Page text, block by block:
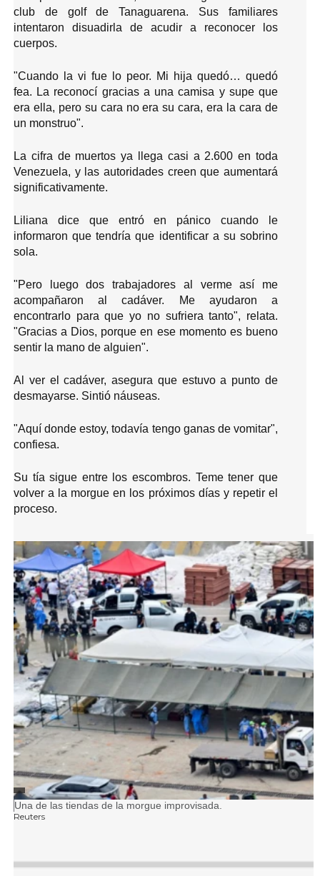
club de golf de Tanaguarena. Sus familiares
intentaron disuadirla de acudir a reconocer los
cuerpos.
"Cuando la vi fue lo peor. Mi hija quedó… quedó
fea. La reconocí gracias a una camisa y supe que
era ella, pero su cara no era su cara, era la cara de
un monstruo".
La cifra de muertos ya llega casi a 2.600 en toda
Venezuela, y las autoridades creen que aumentará
significativamente.
Liliana dice que entró en pánico cuando le
informaron que tendría que identificar a su sobrino
sola.
"Pero luego dos trabajadores al verme así me
acompañaron al cadáver. Me ayudaron a
encontrarlo para que yo no sufriera tanto", relata.
"Gracias a Dios, porque en ese momento es bueno
sentir la mano de alguien".
Al ver el cadáver, asegura que estuvo a punto de
desmayarse. Sintió náuseas.
"Aquí donde estoy, todavía tengo ganas de vomitar",
confiesa.
Su tía sigue entre los escombros. Teme tener que
volver a la morgue en los próximos días y repetir el
proceso.
FUENTE DE LA IMAGEN,
Reuters
Pie de foto,
Una de las tiendas de la morgue improvisada.